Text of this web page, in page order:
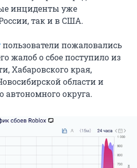
инциденты уже
так и в США.
пользователи пожаловались
жалоб о сбое поступило из
Хабаровского края,
области и
округа.